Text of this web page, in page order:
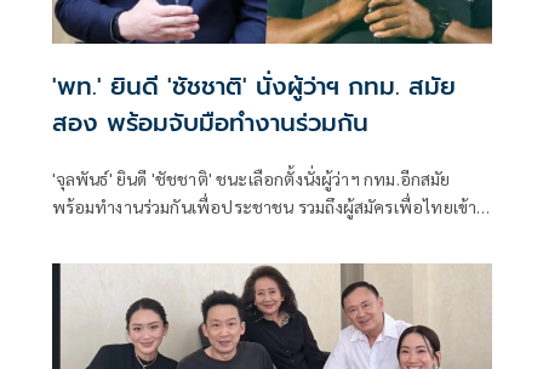
'พท.' ยินดี 'ชัชชาติ' นั่งผู้ว่าฯ กทม. สมัย
สอง พร้อมจับมือทำงานร่วมกัน
'จุลพันธ์' ยินดี 'ชัชชาติ' ชนะเลือกตั้งนั่งผู้ว่าฯ กทม.อีกสมัย
พร้อมทำงานร่วมกันเพื่อประชาชน รวมถึงผู้สมัครเพื่อไทยเข้า